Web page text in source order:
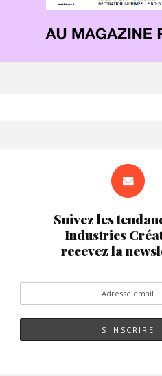
Suivez les
Industries
recevez la